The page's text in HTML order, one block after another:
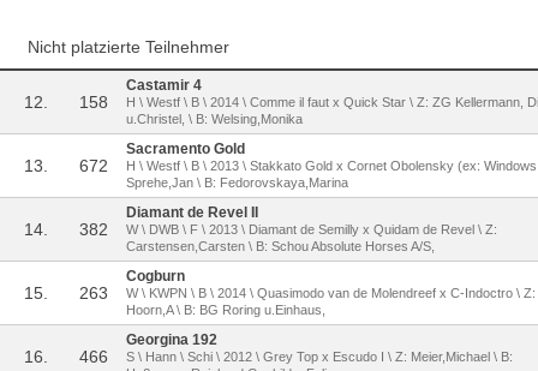
Nicht platzierte Teilnehmer
12. 158
Castamir 4
H \ Westf \ B \ 2014 \ Comme il faut x Quick Star \ Z: ZG Kellermann,
u.Christel, \ B: Welsing,Monika
13. 672
Sacramento Gold
H \ Westf \ B \ 2013 \ Stakkato Gold x Cornet Obolensky (ex:
Sprehe,Jan \ B: Fedorovskaya,Marina
14. 382
Diamant de Revel II
W \ DWB \ F \ 2013 \ Diamant de Semilly x Quidam de Revel \ Z:
Carstensen,Carsten \ B: Schou Absolute Horses A/S,
15. 263
Cogburn
W \ KWPN \ B \ 2014 \ Quasimodo van de Molendreef x C-Indoctro \ Z:
Hoorn,A \ B: BG Roring u.Einhaus,
16. 466
Georgina 192
S \ Hann \ Schi \ 2012 \ Grey Top x Escudo I \ Z: Meier,Michael \ B: